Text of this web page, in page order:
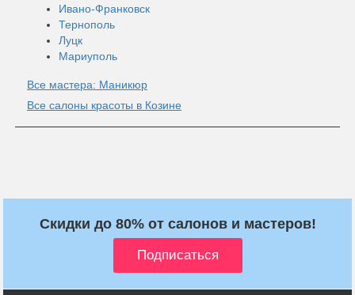
Ивано-Франковск
Тернополь
Луцк
Мариуполь
Все мастера: Маникюр
Все салоны красоты в Козине
Скидки до 80% от салонов и мастеров!